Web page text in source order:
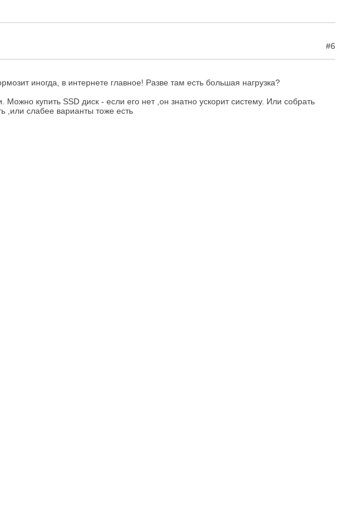
#6
иногда, в интернете главное! Разве там есть большая нагрузка?
купить SSD диск - если его нет ,он знатно ускорит систему. Или собрать
,или слабее варианты тоже есть